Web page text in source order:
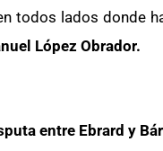
todos lados donde
López Obrador.
entre Ebrard y